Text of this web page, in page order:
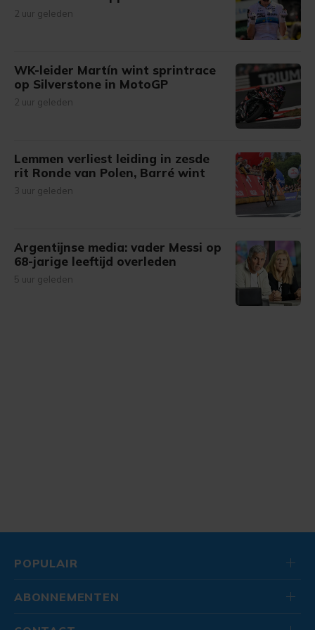
2 uur geleden
WK-leider Martín wint sprintrace
op Silverstone in MotoGP
2 uur geleden
Lemmen verliest leiding in zesde
rit Ronde van Polen, Barré wint
3 uur geleden
Argentijnse media: vader Messi op
68-jarige leeftijd overleden
5 uur geleden
POPULAIR
ABONNEMENTEN